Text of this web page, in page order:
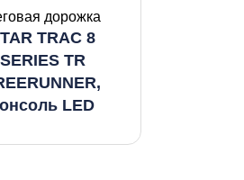
дорожка
TRAC 8
SERIES TR
LED